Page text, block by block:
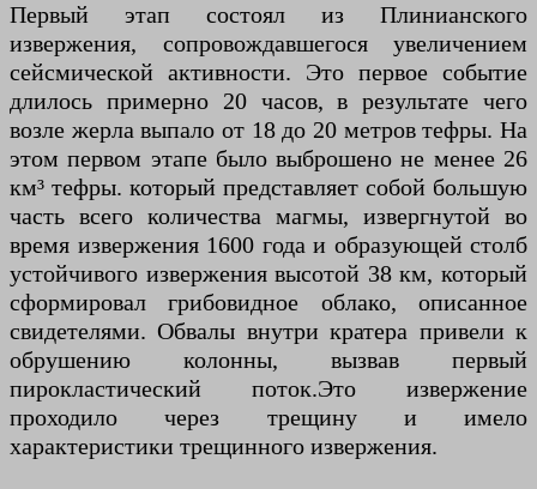
Первый этап состоял из Плинианского
извержения, сопровождавшегося увеличением
сейсмической активности. Это первое событие
длилось примерно 20 часов, в результате чего
возле жерла выпало от 18 до 20 метров тефры. На
этом первом этапе было выброшено не менее 26
км³ тефры. который представляет собой большую
часть всего количества магмы, извергнутой во
время извержения 1600 года и образующей столб
устойчивого извержения высотой 38 км, который
сформировал грибовидное облако, описанное
свидетелями. Обвалы внутри кратера привели к
обрушению колонны, вызвав первый
пирокластический поток.Это извержение
проходило через трещину и имело
характеристики трещинного извержения.